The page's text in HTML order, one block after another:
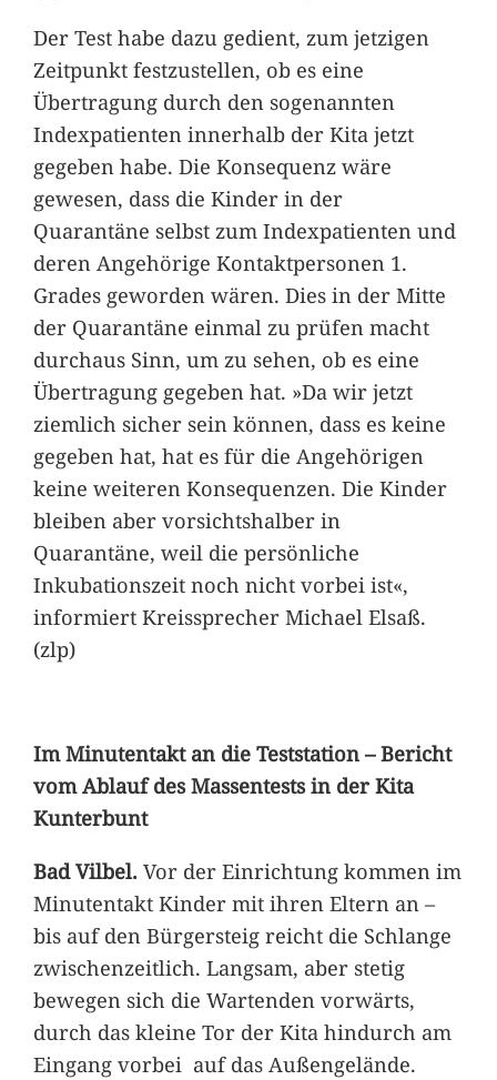
Der Test habe dazu gedient, zum jetzigen
Zeitpunkt festzustellen, ob es eine
Übertragung durch den sogenannten
Indexpatienten innerhalb der Kita jetzt
gegeben habe. Die Konsequenz wäre
gewesen, dass die Kinder in der
Quarantäne selbst zum Indexpatienten und
deren Angehörige Kontaktpersonen 1.
Grades geworden wären. Dies in der Mitte
der Quarantäne einmal zu prüfen macht
durchaus Sinn, um zu sehen, ob es eine
Übertragung gegeben hat. »Da wir jetzt
ziemlich sicher sein können, dass es keine
gegeben hat, hat es für die Angehörigen
keine weiteren Konsequenzen. Die Kinder
bleiben aber vorsichtshalber in
Quarantäne, weil die persönliche
Inkubationszeit noch nicht vorbei ist«,
informiert Kreissprecher Michael Elsaß.
(zlp)
Im Minutentakt an die Teststation – Bericht
vom Ablauf des Massentests in der Kita
Kunterbunt
Bad Vilbel.Vor der Einrichtung kommen im
Minutentakt Kinder mit ihren Eltern an –
bis auf den Bürgersteig reicht die Schlange
zwischenzeitlich. Langsam, aber stetig
bewegen sich die Wartenden vorwärts,
durch das kleine Tor der Kita hindurch am
Eingang vorbei auf das Außengelände.